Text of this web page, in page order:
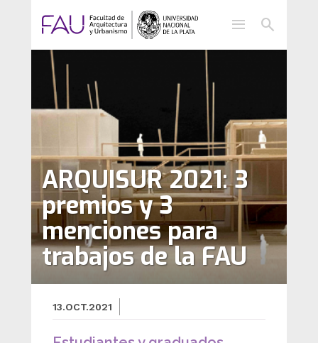
menu search
ARQUISUR 2021: 3
premios y 3
menciones para
trabajos de la FAU
13.OCT.2021